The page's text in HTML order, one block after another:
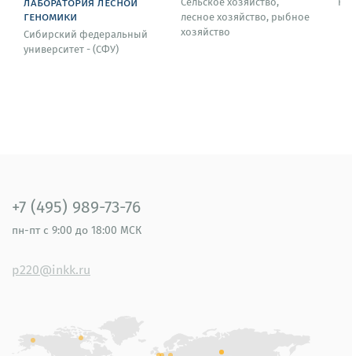
геномики
Сибирский федеральный
университет - (СФУ)
лесное хозяйство, рыбное
хозяйство
+7 (495) 989-73-76
пн-пт с 9:00 до 18:00 МСК
p220@inkk.ru